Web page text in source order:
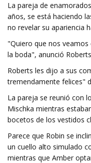
La pareja de
años, se está haciendo
no revelar su apariencia
"Quiero que nos
la boda", anunció
Roberts les dijo a sus
tremendamente felices"
La pareja se reunió con
Mischka mientras
bocetos de los vestidos
Parece que Robin se
un cuello alto simulado
mientras que Amber